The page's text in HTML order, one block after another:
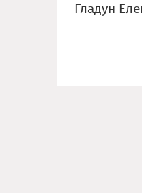
Гладун